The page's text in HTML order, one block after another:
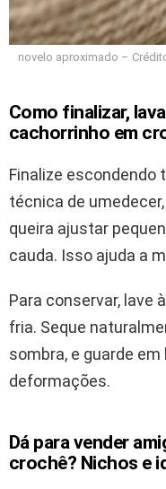
novelo aproximado –
Como finalizar,
cachorrinho em
Finalize escondendo
técnica de
queira ajustar
cauda. Isso ajuda a
Para conservar, lave
fria. Seque
sombra, e guarde
deformações.
Dá para vender
crochê? Nichos e